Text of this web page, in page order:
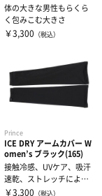
体の大きな男性もらくら
く包みこむ大きさ
￥3,300 （税込）
Prince
ICE DRY アームカバー W
omen’s ブラック(165)
接触冷感、UVケア、吸汗
速乾、ストレッチにより
ストレスを軽減。手首か
￥3,300 （税込）